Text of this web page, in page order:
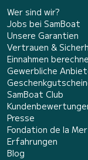
Wer sind wir?
Jobs bei SamBoat
Unsere Garantien
Vertrauen &
Einnahmen
Gewerbliche
SamBoat Club
Presse
Fondation de la Mer
Erfahrungen
Blog